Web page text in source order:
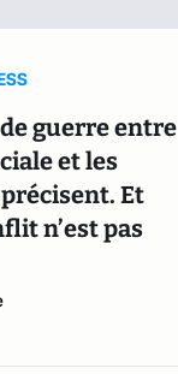
guerre entre
et les
Et
n’est pas